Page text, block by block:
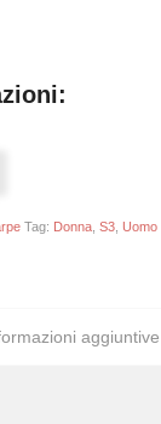
Tag: Donna ,S3 ,Uomo
aggiuntive